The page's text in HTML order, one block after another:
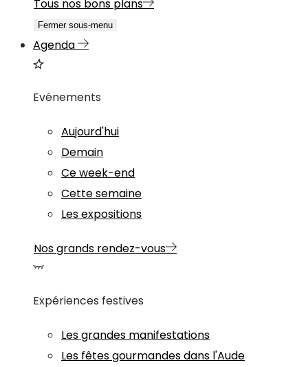
Tous nos bons plans
Fermer sous-menu
Agenda
Evénements
Aujourd'hui
Demain
Ce week-end
Cette semaine
Les expositions
Nos grands rendez-vous
Expériences festives
Les grandes manifestations
Les fêtes gourmandes dans l'Aude